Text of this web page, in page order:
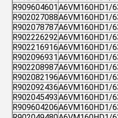
R909604601A6VM160HD1/
R902027088A6VM160HD1/
R902078787A6VM160HD1/
R902226292A6VM160HD1/
R902216916A6VM160HD1/
R902096931A6VM160HD1/
R902208987A6VM160HD1/
R902082196A6VM160HD1/
R902092436A6VM160HD1/
R902045493A6VM160HD1/
R909604206A6VM160HD1/